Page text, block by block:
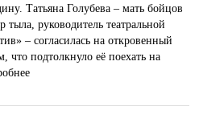
Татьяна Голубева – мать бойцов
руководитель театральной
– согласилась на откровенный
что подтолкнуло её поехать на